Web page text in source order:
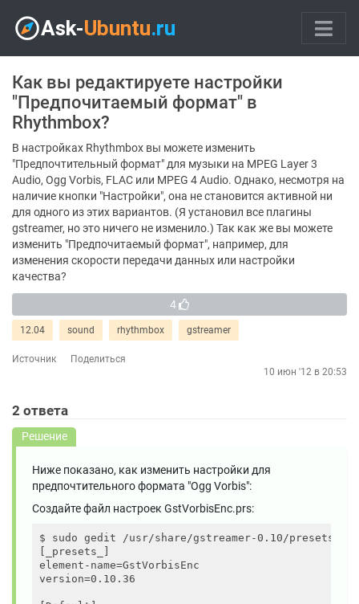
Как вы редактируете настройки
"Предпочитаемый формат" в
Rhythmbox?
В настройках Rhythmbox вы можете изменить
"Предпочтительный формат" для музыки на MPEG Layer 3
Audio, Ogg Vorbis, FLAC или MPEG 4 Audio. Однако, несмотря на
наличие кнопки "Настройки", она не становится активной ни
для одного из этих вариантов. (Я установил все плагины
gstreamer, но это ничего не изменило.) Так как же вы можете
изменить "Предпочитаемый формат", например, для
изменения скорости передачи данных или настройки
качества?
4
12.04 sound rhythmbox gstreamer
Источник
Поделиться
10 июн '12 в 20:53
2 ответа
Решение
Ниже показано, как изменить настройки для
предпочтительного формата "Ogg Vorbis":
Создайте файл настроек GstVorbisEnc.prs:
$ sudo gedit /usr/share/gstreamer-0.10/presets/
[_presets_]
element-name=GstVorbisEnc
version=0.10.36